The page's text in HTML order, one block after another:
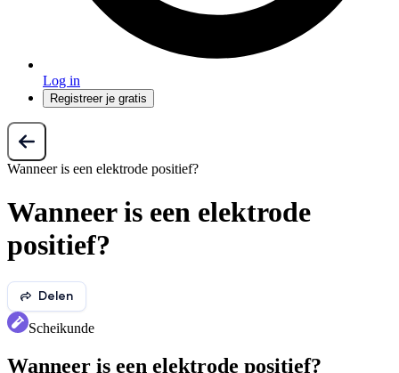
Log in
Registreer je gratis
Wanneer is een elektrode positief?
Wanneer is een elektrode
positief?
Delen
Scheikunde
Wanneer is een elektrode positief?